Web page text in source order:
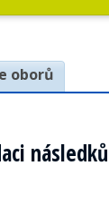
oborů